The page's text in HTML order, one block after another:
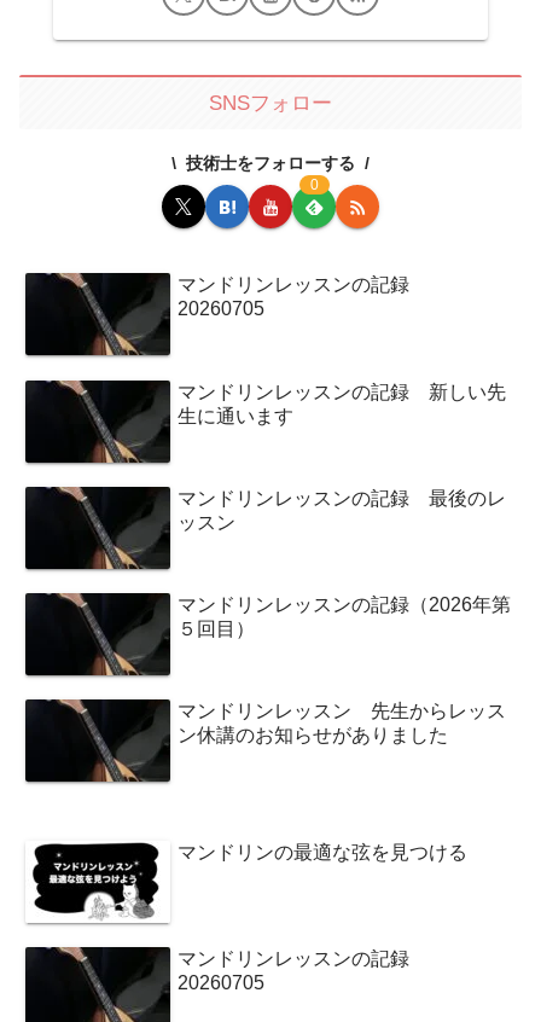
SNSフォロー
技術士をフォローする
0
マンドリンレッスンの記録
20260705
マンドリンレッスンの記録 新しい先
生に通います
マンドリンレッスンの記録 最後のレ
ッスン
マンドリンレッスンの記録（2026年第
５回目）
マンドリンレッスン 先生からレッス
ン休講のお知らせがありました
マンドリンの最適な弦を見つける
マンドリンレッスンの記録
20260705